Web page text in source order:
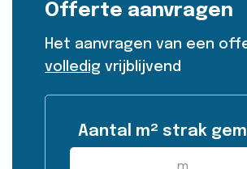
Offerte aanvragen
Het aanvragen van een
volledig vrijblijvend
Aantal m² strak